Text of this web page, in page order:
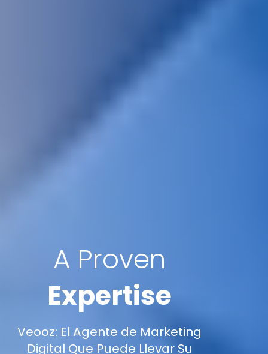
A Proven
Expertise
Veooz: El Agente de Marketing
Digital Que Puede Llevar Su